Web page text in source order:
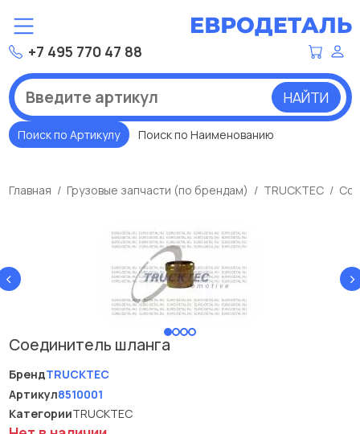
+7 495 770 47 88
НАЙТИ
Поиск по Артикулу Поиск по Наименованию
Главная Грузовые запчасти (по брендам) TRUCKTEC
‹ ›
Соединитель шланга
БрендTRUCKTEC
Артикул8510001
КатегорииTRUCKTEC